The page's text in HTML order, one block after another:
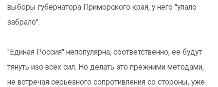
выборы губернатора Приморского края, у него "упало
забрало".
"Единая Россия" непопулярна, соответственно, ее будут
тянуть изо всех сил. Но делать это прежними методами,
не встречая серьезного сопротивления со стороны, уже